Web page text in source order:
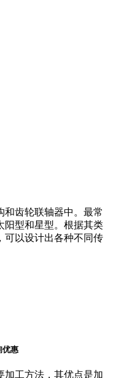
和齿轮联轴器中。最常
阳型和星型。根据其类
可以设计出各种不同传